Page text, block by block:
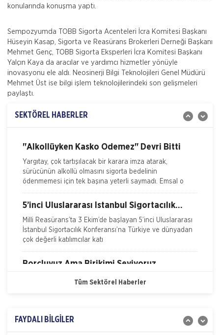
konularında konuşma yaptı.
Sempozyumda TOBB Sigorta Acenteleri İcra Komitesi Başkanı
Hüseyin Kasap, Sigorta ve Reasürans Brokerleri Derneği Başkanı
Mehmet Genç, TOBB Sigorta Eksperleri İcra Komitesi Başkanı
Yalçın Kaya da aracılar ve yardımcı hizmetler yönüyle
inovasyonu ele aldı. Neosinerji Bilgi Teknolojileri Genel Müdürü
Mehmet Üst ise bilgi işlem teknolojilerindeki son gelişmeleri
paylaştı.
SEKTÖREL HABERLER
İSADER; Sigorta Acenteleri Poliçe Kesemez
Hale Geldi
İskenderun Sigorta Acenteleri Derneği (İSADER) Başkanı
Yasin Keleş, zorunlu trafik sigortası poliçelerinin sorunlu
hale geldiğini belirterek, “Motorlu Araçlar Zorunlu
İTO dan Sigorta Sektörü İçin Yol Haritası
Demirtaş, düzenledikleri 'Sigorta Sektörü Geleceğini
"Alkollüyken Kasko Ödemez" Devri Bitti
Yargıtay, çok tartışılacak bir karara imza atarak,
sürücünün alkollü olmasını sigorta bedelinin
ödenmemesi için tek başına yeterli saymadı. Emsal o
5’inci Uluslararası İstanbul Sigortacılık
Konferansı Milli Reasürans’ta yapıldı.
Milli Reasürans’ta 3 Ekim’de başlayan 5’inci Uluslararası
İstanbul Sigortacılık Konferansı’na Türkiye ve dünyadan
çok değerli katılımcılar katı
Borçluyuz Ama Birikimi Seviyoruz
NN Hayat ve Emeklilik adına Nielsen tarafından ilki
Doğa Sigorta’da Adnan Sığın Genel Müdür
Yardımcısı Oldu
Tüm Sektörel Haberler
FAYDALI BİLGİLER
Nakliye Hasarı İçin Gerekli Bilgiler
Yangın Hasarı ile ilgili Bilgiler